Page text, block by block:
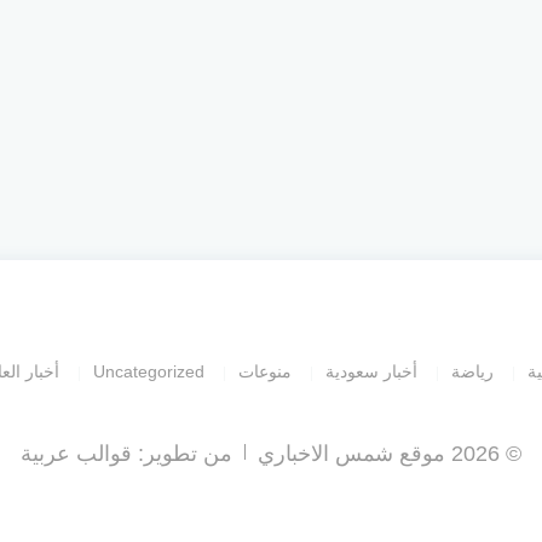
رياضة أخبار سعودية منوعات Uncategorized أخبار
© 2026 موقع شمس الاخباري من تطوير: قوالب عربية